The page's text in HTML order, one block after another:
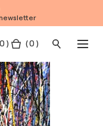
0 ) ( 0 )